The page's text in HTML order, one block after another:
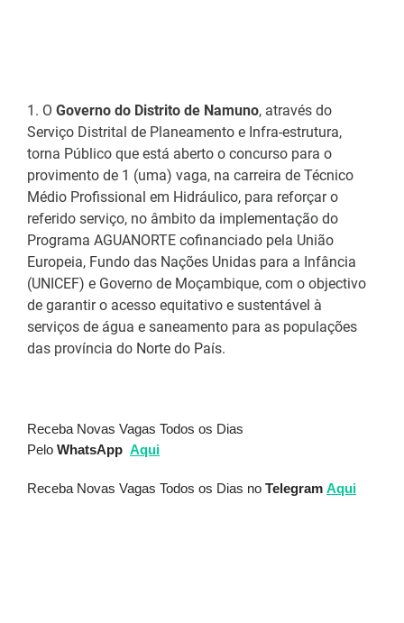
1. O Governo do Distrito de Namuno, através do
Serviço Distrital de Planeamento e Infra-estrutura,
torna Público que está aberto o concurso para o
provimento de 1 (uma) vaga, na carreira de Técnico
Médio Profissional em Hidráulico, para reforçar o
referido serviço, no âmbito da implementação do
Programa AGUANORTE cofinanciado pela União
Europeia, Fundo das Nações Unidas para a Infância
(UNICEF) e Governo de Moçambique, com o objectivo
de garantir o acesso equitativo e sustentável à
serviços de água e saneamento para as populações
das província do Norte do País.
Receba Novas Vagas Todos os Dias
Pelo WhatsApp Aqui
Receba Novas Vagas Todos os Dias no Telegram Aqui